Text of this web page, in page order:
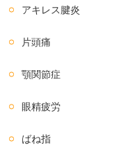
アキレス腱炎
片頭痛
顎関節症
眼精疲労
ばね指